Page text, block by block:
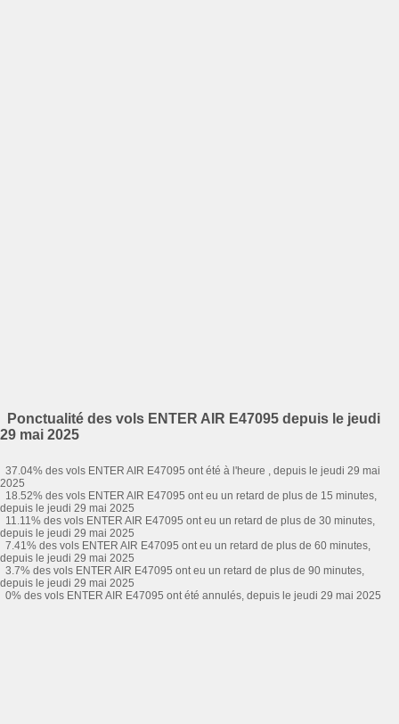
Ponctualité des vols ENTER AIR E47095 depuis le jeudi
29 mai 2025
37.04% des vols ENTER AIR E47095 ont été à l'heure , depuis le jeudi 29 mai
2025
18.52% des vols ENTER AIR E47095 ont eu un retard de plus de 15 minutes,
depuis le jeudi 29 mai 2025
11.11% des vols ENTER AIR E47095 ont eu un retard de plus de 30 minutes,
depuis le jeudi 29 mai 2025
7.41% des vols ENTER AIR E47095 ont eu un retard de plus de 60 minutes,
depuis le jeudi 29 mai 2025
3.7% des vols ENTER AIR E47095 ont eu un retard de plus de 90 minutes,
depuis le jeudi 29 mai 2025
0% des vols ENTER AIR E47095 ont été annulés, depuis le jeudi 29 mai 2025